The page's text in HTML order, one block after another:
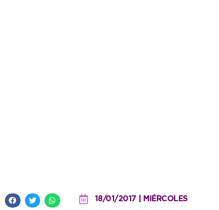
18/01/2017 | MIÉRCOLES